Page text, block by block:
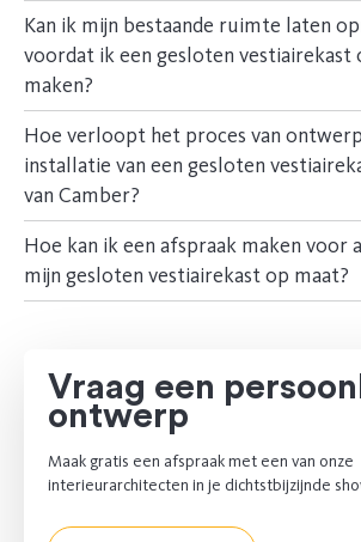
Kan ik mijn bestaande ruimte laten
voordat ik een gesloten vestiairekast
maken?
Hoe verloopt het proces van
installatie van een gesloten
van Camber?
Hoe kan ik een afspraak maken voor
mijn gesloten vestiairekast op maat?
Vraag een
ontwerp
Maak gratis een afspraak met een van onze
interieurarchitecten in je dichtstbijzijnde